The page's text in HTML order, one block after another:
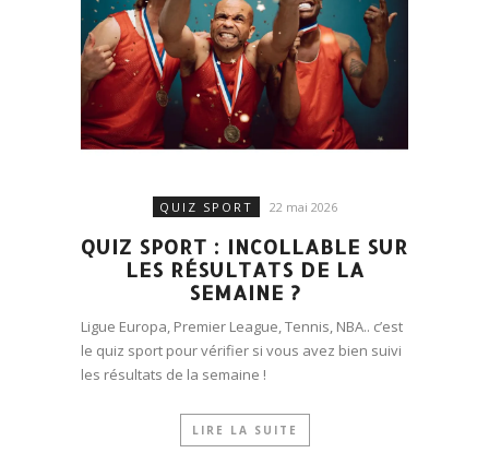
QUIZ SPORT 22 mai 2026
QUIZ SPORT : INCOLLABLE SUR
LES RÉSULTATS DE LA
SEMAINE ?
Ligue Europa, Premier League, Tennis, NBA.. c’est
le quiz sport pour vérifier si vous avez bien suivi
les résultats de la semaine !
LIRE LA SUITE